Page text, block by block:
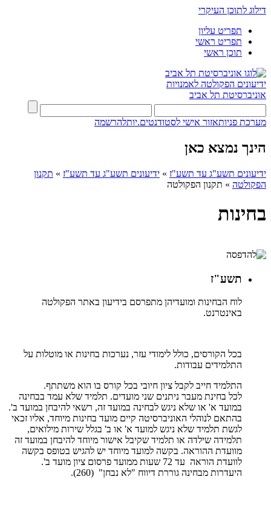
דילוג לתוכן העיקרי
תפריט עליון
תפריט ראשי
תוכן ראשי
ידיעונים הפקולטה לאמנויות
אוניברסיטת תל אביב
מערכת פניותאזור אישי לסטודנטים.יותלהרשמה
הינך נמצא כאן
ידיעונים תשע"ג עד תשע"ז » ידיעונים תשע"ג עד תשע"ז » תקנון
הפקולטה » תקנון הפקולטה
בחינות
תשע"ז
לוח הבחינות ומועדיהן מתפרסם בידיעון באתר הפקולטה
באינטרנט.
בכל הקורסים, כולל לימודי עזר, נערכות בחינות או מוטלות על
התלמידים עבודות.
התלמיד חייב לקבל ציון חיובי בכל קורס בו הוא משתתף.
לכל בחינת מעבר ניתנים שני מועדים. תלמיד שלא עמד בבחינה
במועד א' או שלא ניגש לבחינה במועד זה, רשאי להיבחן במועד ב'.
בהתאם לנוהלי האוניברסיטה קיים מועד בחינות מיוחד, אליו זכאי
לגשת תלמיד שלא ניגש למועד א' או ב' בגלל שירות מילואים,
תלמידה שילדה או תלמיד שקיבל אישור מיוחד להיבחן במועד זה
מוועדת ההוראה. בקשה למועד מיוחד יש להגיש בטופס בקשה
לוועדת הוראה עד 72 שעות ממועד פרסום ציון מועד ב'.
היעדרות מבחינה גוררת דיווח "לא נבחן" (260).